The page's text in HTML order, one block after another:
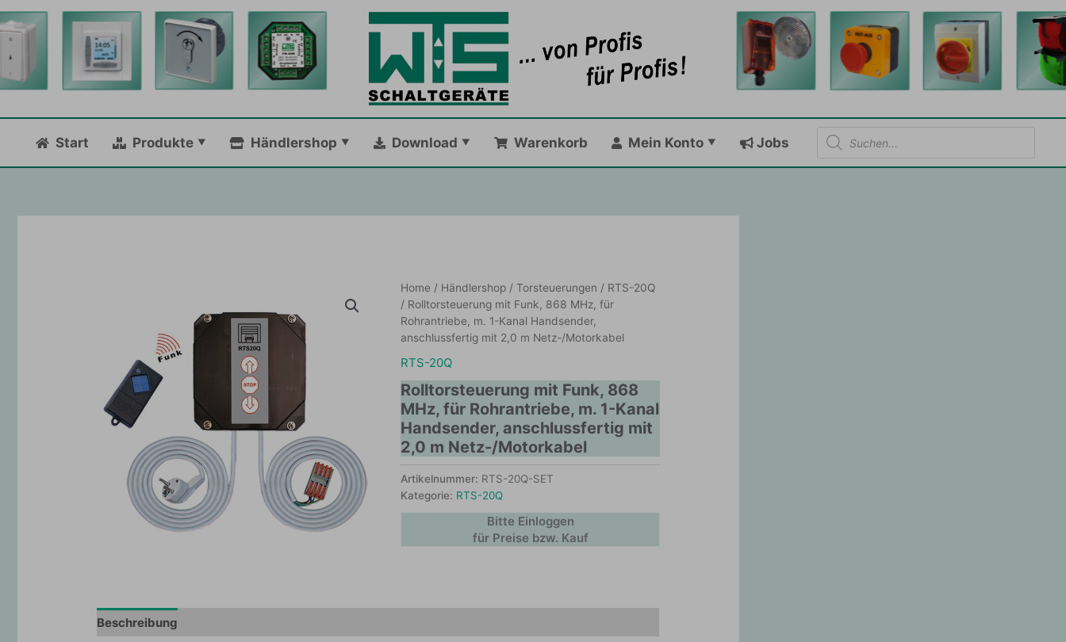
Zum
Inhalt
springen
Start Produkte Händlershop Download Warenkorb Mein Konto Jobs
Products
search
Home / Händlershop /Torsteuerungen / RTS-20Q
/ Rolltorsteuerung mit Funk, 868 MHz, für
Rohrantriebe, m. 1-Kanal Handsender,
anschlussfertig mit 2,0 m Netz-/Motorkabel
RTS-20Q
Rolltorsteuerung mit Funk, 868
MHz, für Rohrantriebe, m. 1-Kanal
Handsender, anschlussfertig mit
2,0 m Netz-/Motorkabel
Artikelnummer: RTS-20Q-SET
Kategorie: RTS-20Q
Bitte Einloggen
für Preise bzw. Kauf
Beschreibung